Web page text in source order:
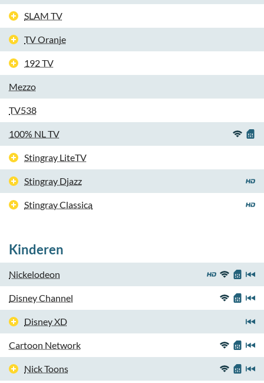
SLAM TV
TV Oranje
192 TV
Mezzo
TV538
100% NL TV
Stingray LiteTV
Stingray Djazz
Stingray Classica
Kinderen
Nickelodeon
Disney Channel
Disney XD
Cartoon Network
Nick Toons